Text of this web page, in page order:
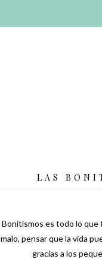
LAS
Bonitismos es todo lo que
malo, pensar que la vida
gracias a los